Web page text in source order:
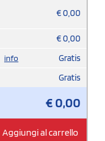
€0,00
€0,00
info
Gratis
Gratis
€0,00
Aggiungi al carrello